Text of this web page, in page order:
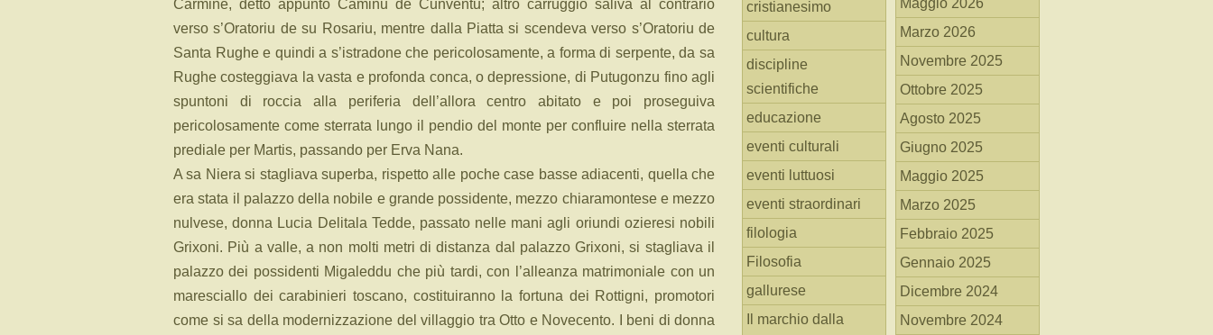
Carmine, detto appunto Caminu de Cunventu; altro carruggio saliva al contrario
verso s’Oratoriu de su Rosariu, mentre dalla Piatta si scendeva verso s’Oratoriu de
Santa Rughe e quindi a s’istradone che pericolosamente, a forma di serpente, da sa
Rughe costeggiava la vasta e profonda conca, o depressione, di Putugonzu fino agli
spuntoni di roccia alla periferia dell’allora centro abitato e poi proseguiva
pericolosamente come sterrata lungo il pendio del monte per confluire nella sterrata
prediale per Martis, passando per Erva Nana.
A sa Niera si stagliava superba, rispetto alle poche case basse adiacenti, quella che
era stata il palazzo della nobile e grande possidente, mezzo chiaramontese e mezzo
nulvese, donna Lucia Delitala Tedde, passato nelle mani agli oriundi ozieresi nobili
Grixoni. Più a valle, a non molti metri di distanza dal palazzo Grixoni, si stagliava il
palazzo dei possidenti Migaleddu che più tardi, con l’alleanza matrimoniale con un
maresciallo dei carabinieri toscano, costituiranno la fortuna dei Rottigni, promotori
come si sa della modernizzazione del villaggio tra Otto e Novecento. I beni di donna
cristianesimo
cultura
discipline
scientifiche
educazione
eventi culturali
eventi luttuosi
eventi straordinari
filologia
Filosofia
gallurese
Il marchio dalla
Maggio 2026
Marzo 2026
Novembre 2025
Ottobre 2025
Agosto 2025
Giugno 2025
Maggio 2025
Marzo 2025
Febbraio 2025
Gennaio 2025
Dicembre 2024
Novembre 2024